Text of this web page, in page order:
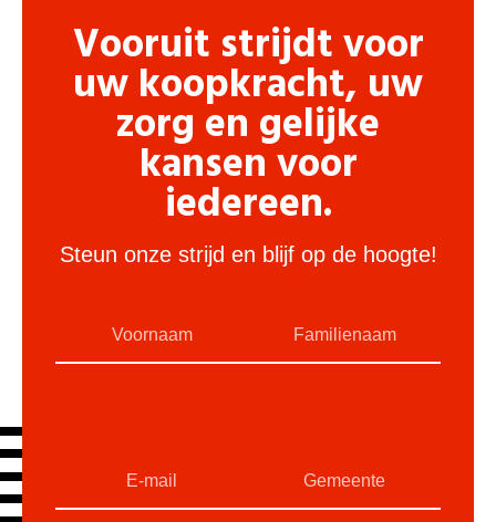
Vooruit strijdt voor
uw koopkracht, uw
zorg en gelijke
kansen voor
iedereen.
Steun onze strijd en blijf op de hoogte!